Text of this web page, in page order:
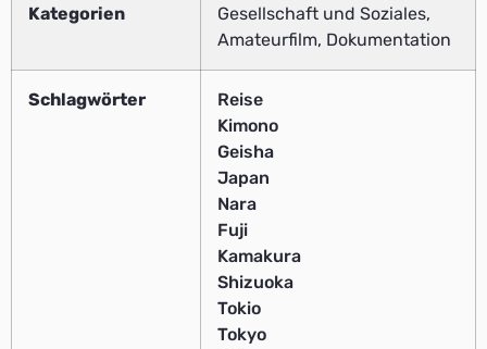
Kategorien
Gesellschaft und Soziales,
Amateurfilm, Dokumentation
Schlagwörter
Reise
Kimono
Geisha
Japan
Nara
Fuji
Kamakura
Shizuoka
Tokio
Tokyo